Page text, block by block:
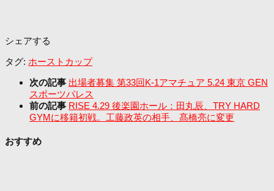
シェアする
タグ: ホーストカップ
次の記事 出場者募集 第33回K-1アマチュア 5.24 東京 GEN
スポーツパレス
前の記事 RISE 4.29 後楽園ホール：田丸辰、TRY HARD
GYMに移籍初戦。工藤政英の相手、髙橋亮に変更
おすすめ